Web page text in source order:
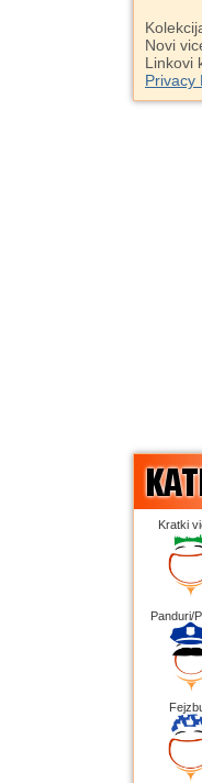
Novi
Linkovi
Privacy
Kratki
Panduri/